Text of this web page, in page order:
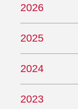
2026
2025
2024
2023